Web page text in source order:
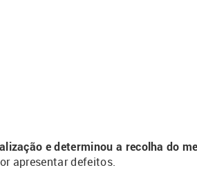
e determinou a recolha do
apresentar defeitos.